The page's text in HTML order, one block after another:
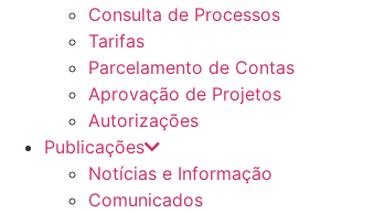
Consulta de Processos
Tarifas
Parcelamento de Contas
Aprovação de Projetos
Autorizações
Publicações
Notícias e Informação
Comunicados